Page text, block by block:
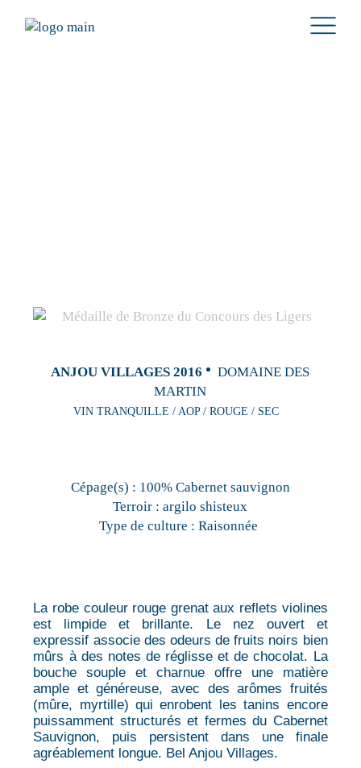
ANJOU VILLAGES 2016
DOMAINE DES
MARTIN
VIN TRANQUILLE / AOP / ROUGE / SEC
Cépage(s) : 100% Cabernet sauvignon
Terroir : argilo shisteux
Type de culture : Raisonnée
La robe couleur rouge grenat aux reflets violines
est limpide et brillante. Le nez ouvert et
expressif associe des odeurs de fruits noirs bien
mûrs à des notes de réglisse et de chocolat. La
bouche souple et charnue offre une matière
ample et généreuse, avec des arômes fruités
(mûre, myrtille) qui enrobent les tanins encore
puissamment structurés et fermes du Cabernet
Sauvignon, puis persistent dans une finale
agréablement longue. Bel Anjou Villages.